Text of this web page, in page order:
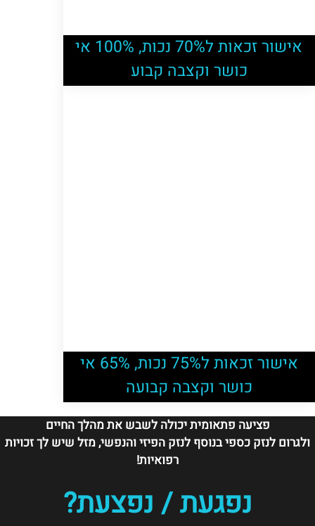
אישור זכאות ל70% נכות, 100% אי
כושר וקצבה קבוע
אישור זכאות ל75% נכות, 65% אי
כושר וקצבה קבועה
פציעה פתאומית יכולה לשבש את מהלך החיים
ולגרום לנזק כספי בנוסף לנזק הפיזי והנפשי, מזל שיש לך זכויות
רפואיות!
נפגעת / נפצעת?